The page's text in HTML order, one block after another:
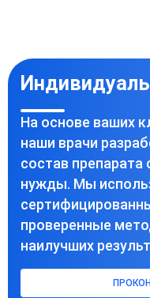
На основе ваших
наши врачи
состав
нужды. Мы
проверенные
наилучших